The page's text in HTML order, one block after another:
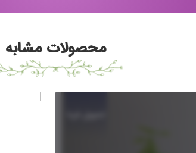
محصولات مشابه